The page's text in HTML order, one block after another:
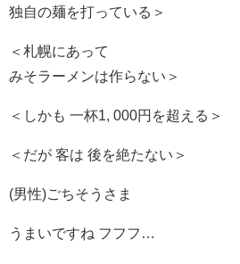
独自の麺を打っている＞
＜札幌にあって
みそラーメンは作らない＞
＜しかも 一杯1, 000円を超える＞
＜だが 客は 後を絶たない＞
(男性)ごちそうさま
うまいですね フフフ…